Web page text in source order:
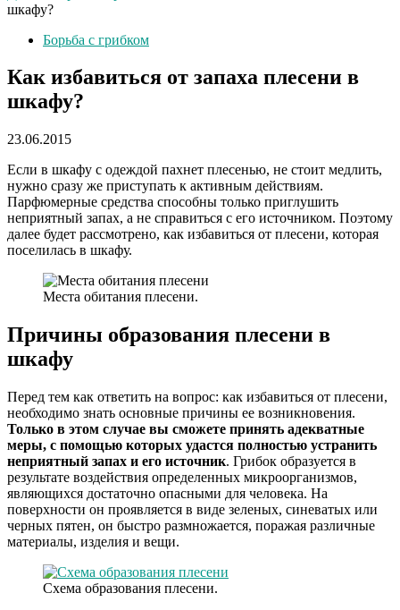
шкафу?
Борьба с грибком
Как избавиться от запаха плесени в
шкафу?
23.06.2015
Если в шкафу с одеждой пахнет плесенью, не стоит медлить,
нужно сразу же приступать к активным действиям.
Парфюмерные средства способны только приглушить
неприятный запах, а не справиться с его источником. Поэтому
далее будет рассмотрено, как избавиться от плесени, которая
поселилась в шкафу.
Места обитания плесени.
Причины образования плесени в
шкафу
Перед тем как ответить на вопрос: как избавиться от плесени,
необходимо знать основные причины ее возникновения.
Только в этом случае вы сможете принять адекватные
меры, с помощью которых удастся полностью устранить
неприятный запах и его источник. Грибок образуется в
результате воздействия определенных микроорганизмов,
являющихся достаточно опасными для человека. На
поверхности он проявляется в виде зеленых, синеватых или
черных пятен, он быстро размножается, поражая различные
материалы, изделия и вещи.
Схема образования плесени.